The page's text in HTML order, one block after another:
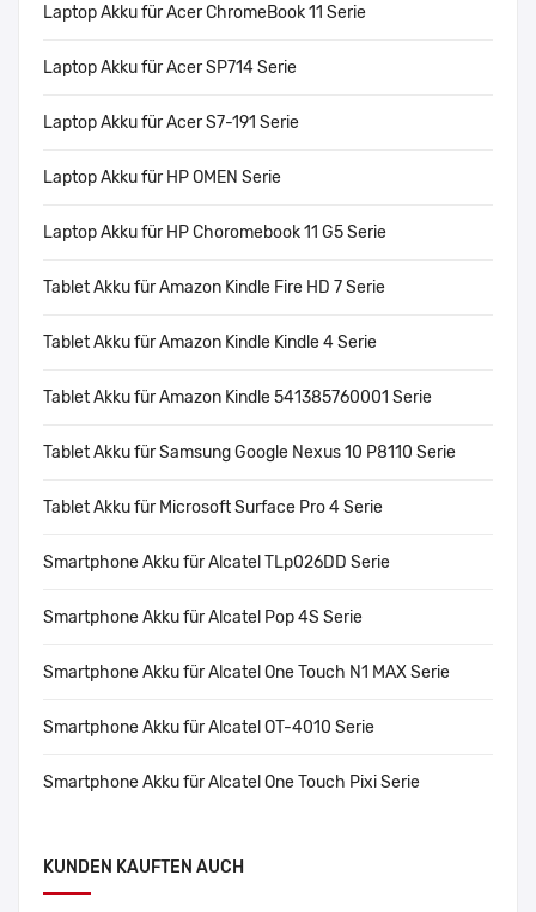
Laptop Akku für Acer ChromeBook 11 Serie
Laptop Akku für Acer SP714 Serie
Laptop Akku für Acer S7-191 Serie
Laptop Akku für HP OMEN Serie
Laptop Akku für HP Choromebook 11 G5 Serie
Tablet Akku für Amazon Kindle Fire HD 7 Serie
Tablet Akku für Amazon Kindle Kindle 4 Serie
Tablet Akku für Amazon Kindle 541385760001 Serie
Tablet Akku für Samsung Google Nexus 10 P8110 Serie
Tablet Akku für Microsoft Surface Pro 4 Serie
Smartphone Akku für Alcatel TLp026DD Serie
Smartphone Akku für Alcatel Pop 4S Serie
Smartphone Akku für Alcatel One Touch N1 MAX Serie
Smartphone Akku für Alcatel OT-4010 Serie
Smartphone Akku für Alcatel One Touch Pixi Serie
KUNDEN KAUFTEN AUCH